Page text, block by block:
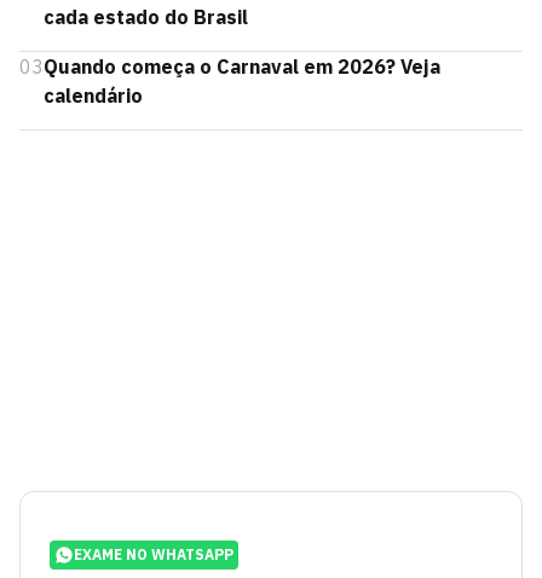
cada estado do Brasil
03Quando começa o Carnaval em 2026? Veja
calendário
EXAME NO WHATSAPP